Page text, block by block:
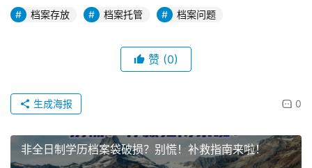
档案存放 档案托管 档案问题
赞 (0)
0
生成海报
非全日制学历档案袋破损？别慌！补救指南来啦！